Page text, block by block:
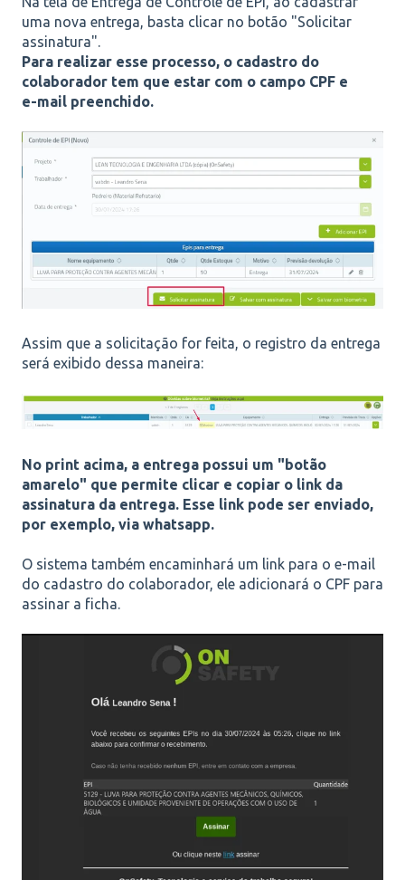
uma nova entrega, basta clicar no botão "Solicitar
assinatura".
Para realizar esse processo, o cadastro do
colaborador tem que estar com o campo CPF e
e-mail preenchido.
Assim que a solicitação for feita, o registro da entrega
será exibido dessa maneira:
No print acima, a entrega possui um "botão
amarelo" que permite clicar e copiar o link da
assinatura da entrega. Esse link pode ser enviado,
por exemplo, via whatsapp.
O sistema também encaminhará um link para o e-mail
do cadastro do colaborador, ele adicionará o CPF para
assinar a ficha.